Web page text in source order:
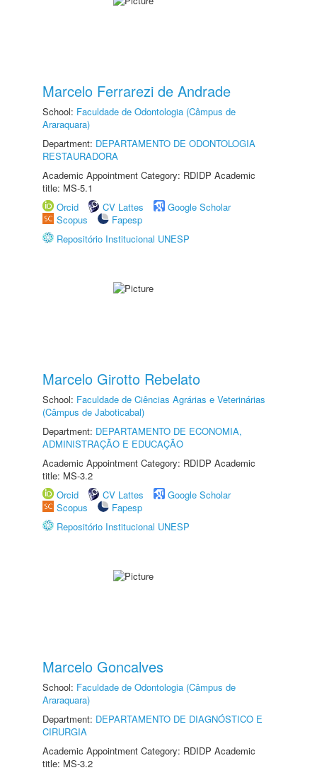
Marcelo Ferrarezi de Andrade
School: Faculdade de Odontologia (Câmpus de
Araraquara)
Department: DEPARTAMENTO DE ODONTOLOGIA
RESTAURADORA
Academic Appointment Category: RDIDP Academic
title: MS-5.1
Orcid
CV Lattes
Google Scholar
Scopus
Fapesp
Repositório Institucional UNESP
Marcelo Girotto Rebelato
School: Faculdade de Ciências Agrárias e Veterinárias
(Câmpus de Jaboticabal)
Department: DEPARTAMENTO DE ECONOMIA,
ADMINISTRAÇÃO E EDUCAÇÃO
Academic Appointment Category: RDIDP Academic
title: MS-3.2
Orcid
CV Lattes
Google Scholar
Scopus
Fapesp
Repositório Institucional UNESP
Marcelo Goncalves
School: Faculdade de Odontologia (Câmpus de
Araraquara)
Department: DEPARTAMENTO DE DIAGNÓSTICO E
CIRURGIA
Academic Appointment Category: RDIDP Academic
title: MS-3.2